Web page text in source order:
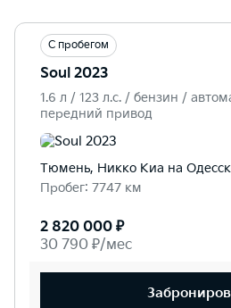
С пробегом
Soul 2023
1.6 л / 123 л.c. / бензин /
передний привод
Тюмень, Никко Kиа на
Пробег: 7747 км
2 820 000 ₽
30 790 ₽/мес